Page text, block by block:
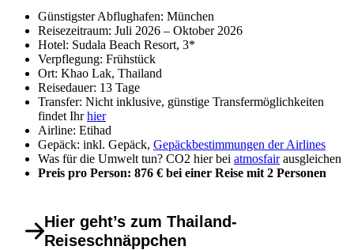
Günstigster Abflughafen: München
Reisezeitraum: Juli 2026 – Oktober 2026
Hotel: Sudala Beach Resort, 3*
Verpflegung: Frühstück
Ort: Khao Lak, Thailand
Reisedauer: 13 Tage
Transfer: Nicht inklusive, günstige Transfermöglichkeiten
findet Ihrhier
Airline: Etihad
Gepäck: inkl. Gepäck, Gepäckbestimmungen der Airlines
Was für die Umwelt tun? CO2 hier bei atmosfairausgleichen
Preis pro Person: 876 € bei einer Reise mit 2 Personen
Hier geht’s zum Thailand-
Reiseschnäppchen